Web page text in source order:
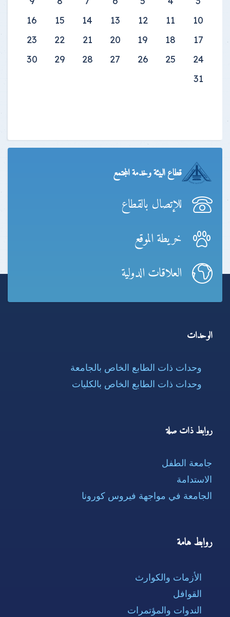
10
11
12
13
14
15
16
17
18
19
20
21
22
23
24
25
26
27
28
29
30
31
قطاع البيئة وخدمة المجتمع
للإتصال بالقطاع
خريطة الموقع
العلاقات الدولية
الوحدات
وحدات ذات الطابع الخاص بالجامعة
وحدات ذات الطابع الخاص بالكليات
روابط ذات صلة
جامعة الطفل
الاستدامة
الجامعة في مواجهة فيروس كورونا
روابط هامة
الأزمات والكوارث
القوافل
الندوات والمؤتمرات